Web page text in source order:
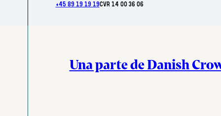
+45 89 19 19 19CVR 14 00 36 06
Una parte de Danish